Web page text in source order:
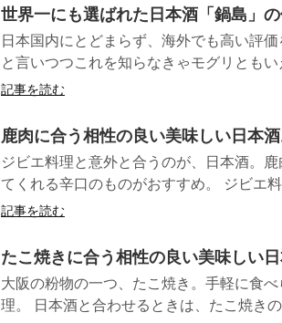
世界一にも選ばれた日本酒「鍋島」
日本国内にとどまらず、海外でも高い評
と言いつつこれを知らなきゃモグリとも
記事を読む
鹿肉に合う相性の良い美味しい日本
ジビエ料理と意外と合うのが、日本酒。
てくれる辛口のものがおすすめ。 ジビエ
記事を読む
たこ焼きに合う相性の良い美味しい
大阪の粉物の一つ、たこ焼き。手軽に食
理。 日本酒と合わせるときは、たこ焼き